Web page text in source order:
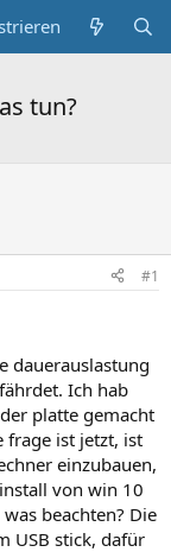
tun?
#1
dauerauslastung
Ich hab
platte gemacht
frage ist jetzt, ist
einzubauen,
von win 10
beachten? Die
USB stick, dafür